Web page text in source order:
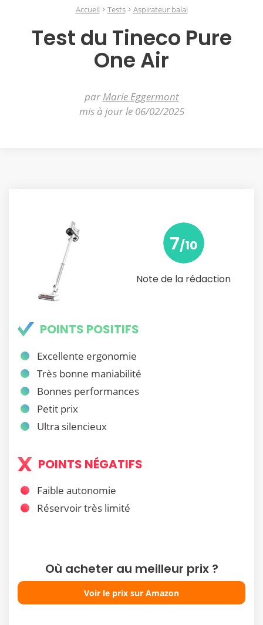
Accueil Tests Aspirateur balai
Test du Tineco Pure
One Air
par Marie Eggermont
mis à jour le 06/02/2025
7/10
Note de la rédaction
Où acheter au meilleur prix ?
Voir le prix sur Amazon
POINTS POSITIFS
Excellente ergonomie
Très bonne maniabilité
Bonnes performances
Petit prix
Ultra silencieux
POINTS NÉGATIFS
Faible autonomie
Réservoir très limité